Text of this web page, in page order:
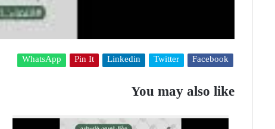
Facebook
Twitter
Linkedin
Pin It
WhatsApp
You may also like